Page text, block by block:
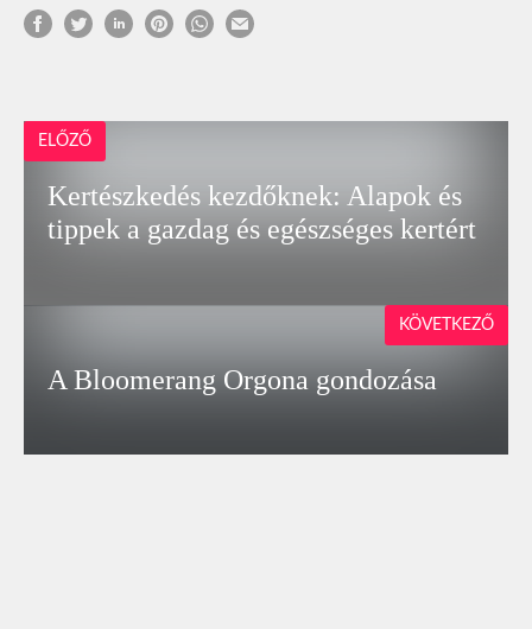
ELŐZŐ
Kertészkedés kezdőknek: Alapok és
tippek a gazdag és egészséges kertért
A Bloomerang Orgona gondozása
KÖVETKEZŐ